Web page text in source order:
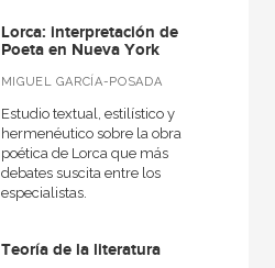
Lorca: interpretación de
Poeta en Nueva York
MIGUEL GARCÍA-POSADA
Estudio textual, estilístico y
hermenéutico sobre la obra
poética de Lorca que más
debates suscita entre los
especialistas.
Teoría de la literatura